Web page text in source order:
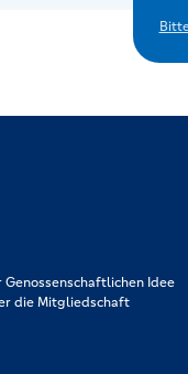
Genossenschaftlichen Idee
die Mitgliedschaft